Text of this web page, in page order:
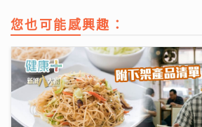
您也可能感興趣：